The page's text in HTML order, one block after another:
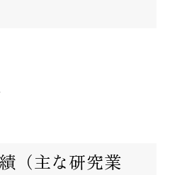
（主な研究業